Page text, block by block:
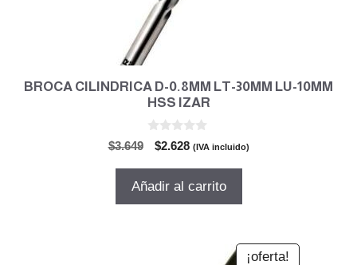
BROCA CILINDRICA D-0.8MM LT-30MM LU-10MM
HSS IZAR
$3.649
El
original
$2.628El
actual
(IVA incluido)
Añadir al carrito
¡oferta!